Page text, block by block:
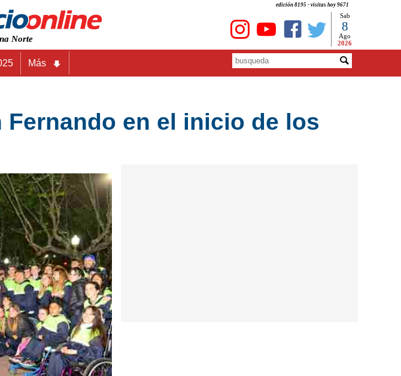
edición 8195 - visitas hoy 9671
Norte
Sab
8
Ago
2026
Más
en el inicio de los